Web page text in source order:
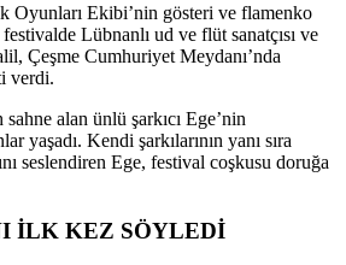
Oyunları Ekibi’nin gösteri ve flamenko
Lübnanlı ud ve flüt sanatçısı ve
Çeşme Cumhuriyet Meydanı’nda
verdi.
alan ünlü şarkıcı Ege’nin
yaşadı. Kendi şarkılarının yanı sıra
seslendiren Ege, festival coşkusu doruğa
İLK KEZ SÖYLEDİ